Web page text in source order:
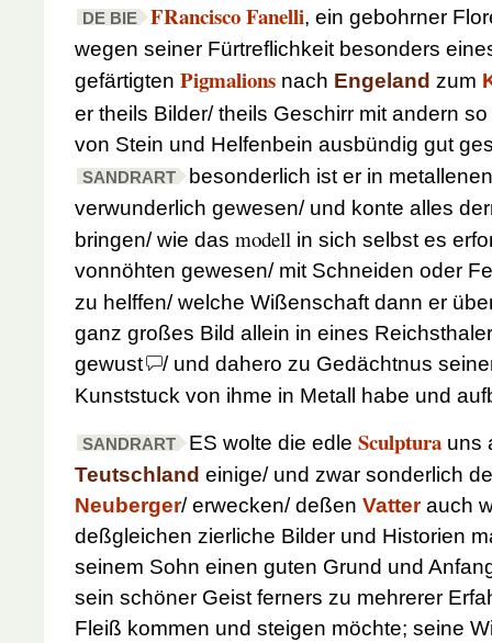
DE BIE FRancisco Fanelli, ein gebohrner
wegen seiner Fürtreflichkeit besonders
gefärtigten Pigmalions nach Engeland zum
er theils Bilder/ theils Geschirr mit andern
von Stein und Helfenbein ausbündig gut
SANDRART
besonderlich ist er in
verwunderlich gewesen/ und konte alles
bringen/ wie das modell in sich selbst es
vonnöhten gewesen/ mit Schneiden oder
zu helffen/ welche Wißenschaft dann er
ganz großes Bild allein in eines
gewust
/ und dahero zu Gedächtnus
Kunststuck von ihme in Metall habe und
SANDRART ES wolte die edle Sculptura uns
Teutschland einige/ und zwar sonderlich
Neuberger/ erwecken/ deßen Vatterauch
deßgleichen zierliche Bilder und Historien
seinem Sohn einen guten Grund und
sein schöner Geist ferners zu mehrerer
Fleiß kommen und steigen möchte; seine